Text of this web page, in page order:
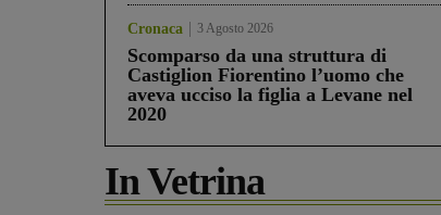
Cronaca 3 Agosto 2026
Scomparso da una struttura di
Castiglion Fiorentino l’uomo che
aveva ucciso la figlia a Levane nel
2020
In Vetrina